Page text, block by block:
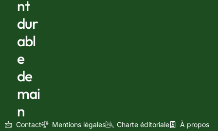
nt
dur
abl
e
de
mai
n
Contact Mentions légales Charte éditoriale
À propos